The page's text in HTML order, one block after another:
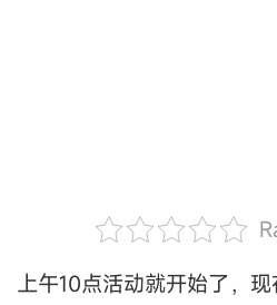
上午10点活动就开始了，